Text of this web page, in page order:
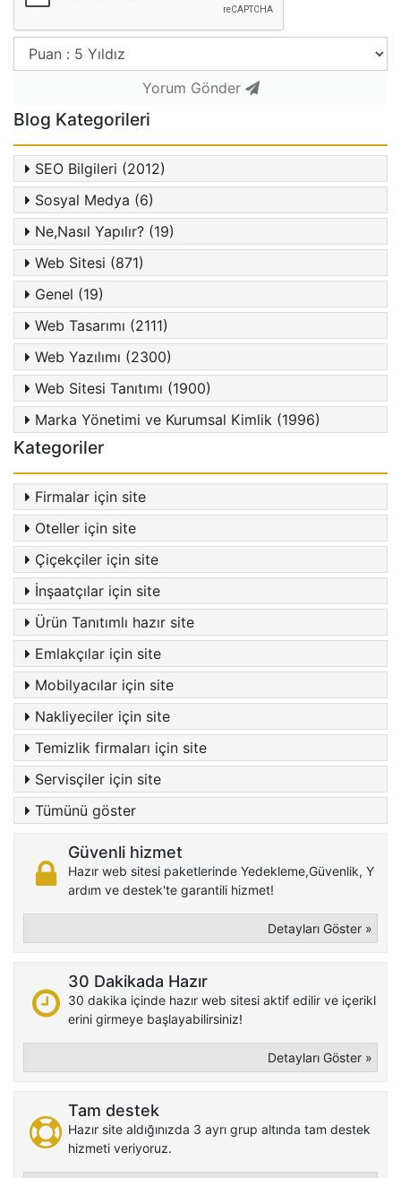
Yorum Gönder
Blog Kategorileri
SEO Bilgileri (2012)
Sosyal Medya (6)
Ne,Nasıl Yapılır? (19)
Web Sitesi (871)
Genel (19)
Web Tasarımı (2111)
Web Yazılımı (2300)
Web Sitesi Tanıtımı (1900)
Marka Yönetimi ve Kurumsal Kimlik (1996)
Kategoriler
Firmalar için site
Oteller için site
Çiçekçiler için site
İnşaatçılar için site
Ürün Tanıtımlı hazır site
Emlakçılar için site
Mobilyacılar için site
Nakliyeciler için site
Temizlik firmaları için site
Servisçiler için site
Tümünü göster
Güvenli hizmet
Hazır web sitesi paketlerinde Yedekleme,Güvenlik, Y
ardım ve destek'te garantili hizmet!
Detayları Göster »
30 Dakikada Hazır
30 dakika içinde hazır web sitesi aktif edilir ve içerikl
erini girmeye başlayabilirsiniz!
Detayları Göster »
Tam destek
Hazır site aldığınızda 3 ayrı grup altında tam destek
hizmeti veriyoruz.